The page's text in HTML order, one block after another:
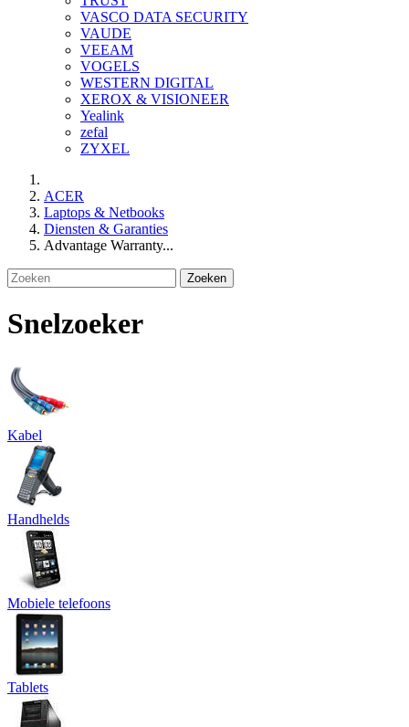
VASCO DATA SECURITY
VAUDE
VEEAM
VOGELS
WESTERN DIGITAL
XEROX & VISIONEER
Yealink
zefal
ZYXEL
ACER
Laptops & Netbooks
Diensten & Garanties
Advantage Warranty...
Zoeken
Snelzoeker
Kabel
Handhelds
Mobiele telefoons
Tablets